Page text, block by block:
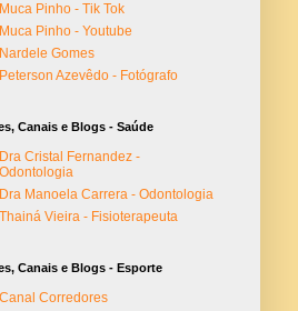
Muca Pinho - Tik Tok
Muca Pinho - Youtube
Nardele Gomes
Peterson Azevêdo - Fotógrafo
Canais e Blogs - Saúde
Dra Cristal Fernandez -
Odontologia
Dra Manoela Carrera - Odontologia
Thainá Vieira - Fisioterapeuta
Canais e Blogs - Esporte
Canal Corredores